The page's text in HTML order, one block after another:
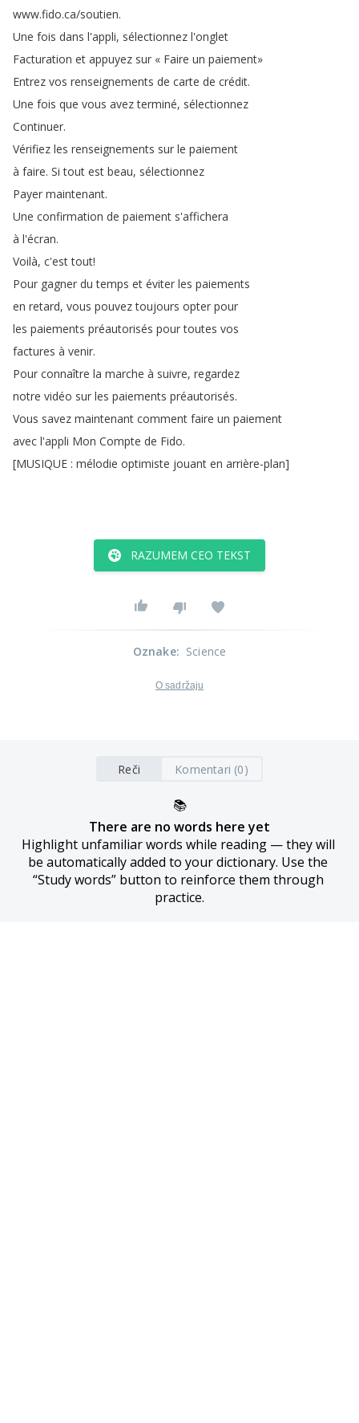
www.fido.ca/soutien.
Une fois dans l'appli, sélectionnez l'onglet
Facturation et appuyez sur « Faire un paiement»
Entrez vos renseignements de carte de crédit.
Une fois que vous avez terminé, sélectionnez
Continuer.
Vérifiez les renseignements sur le paiement
à faire. Si tout est beau, sélectionnez
Payer maintenant.
Une confirmation de paiement s'affichera
à l'écran.
Voilà, c'est tout!
Pour gagner du temps et éviter les paiements
en retard, vous pouvez toujours opter pour
les paiements préautorisés pour toutes vos
factures à venir.
Pour connaître la marche à suivre, regardez
notre vidéo sur les paiements préautorisés.
Vous savez maintenant comment faire un paiement
avec l'appli Mon Compte de Fido.
[MUSIQUE : mélodie optimiste jouant en arrière-plan]
RAZUMEM CEO TEKST
Oznake: Science
O sadržaju
Reči Komentari (0)
📚
There are no words here yet
Highlight unfamiliar words while reading — they will
be automatically added to your dictionary. Use the
“Study words” button to reinforce them through
practice.